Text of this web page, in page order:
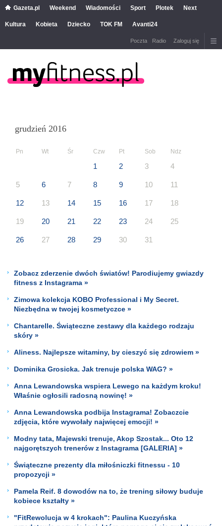
Gazeta.pl Weekend Wiadomości Sport Plotek Next
Kultura Kobieta Dziecko TOK FM Avanti24
Poczta Radio Zaloguj się
grudzień 2016
Pn Wt Śr Czw Pt Sob Ndz
1 2 3 4
5 6 7 8 9 10 11
12 13 14 15 16 17 18
19 20 21 22 23 24 25
26 27 28 29 30 31
Zobacz zderzenie dwóch światów! Parodiujemy gwiazdy
fitness z Instagrama »
Zimowa kolekcja KOBO Professional i My Secret.
Niezbędna w twojej kosmetyczce »
Chantarelle. Świąteczne zestawy dla każdego rodzaju
skóry »
Aliness. Najlepsze witaminy, by cieszyć się zdrowiem »
Dominika Grosicka. Jak trenuje polska WAG? »
Anna Lewandowska wspiera Lewego na każdym kroku!
Właśnie ogłosili radosną nowinę! »
Anna Lewandowska podbija Instagrama! Zobaczcie
zdjęcia, które wywołały najwięcej emocji! »
Modny tata, Majewski trenuje, Akop Szostak... Oto 12
najgorętszych trenerów z Instagrama [GALERIA] »
Świąteczne prezenty dla miłośniczki fitnessu - 10
propozycji »
Pamela Reif. 8 dowodów na to, że trening siłowy buduje
kobiece kształty »
"FitRewolucja w 4 krokach": Paulina Kuczyńska